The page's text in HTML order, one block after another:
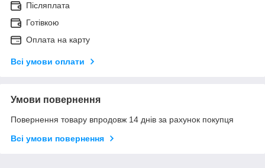
Післяплата
Готівкою
Оплата на карту
Всі умови оплати
Умови повернення
Повернення товару впродовж 14 днів за рахунок покупця
Всі умови повернення